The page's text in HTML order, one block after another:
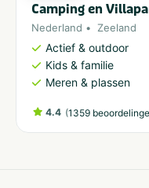
Camping en
Nederland Zeeland
Actief & outdoor
Kids & familie
Meren & plassen
4.4 (1359